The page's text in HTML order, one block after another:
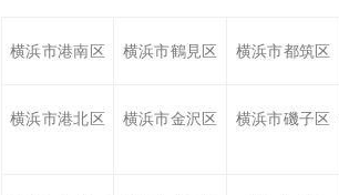
横浜市港南区 横浜市鶴見区 横浜市都筑区
横浜市港北区 横浜市金沢区 横浜市磯子区